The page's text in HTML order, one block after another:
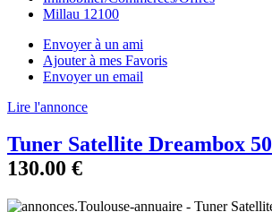
Millau 12100
Envoyer à un ami
Ajouter à mes Favoris
Envoyer un email
Lire l'annonce
Tuner Satellite Dreambox
130.00 €